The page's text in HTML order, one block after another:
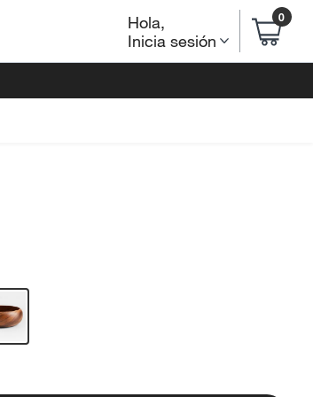
Hola,
Inicia sesión
0